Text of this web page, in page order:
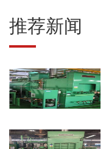
推荐新闻